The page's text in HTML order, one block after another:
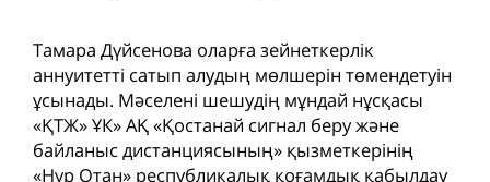
Тамара Дүйсенова оларға зейнеткерлік
аннуитетті сатып алудың мөлшерін төмендетуін
ұсынады. Мәселені шешудің мұндай нұсқасы
«ҚТЖ» ҰК» АҚ «Қостанай сигнал беру және
байланыс дистанциясының» қызметкерінің
«Нұр Отан» республикалық қоғамдық қабылдау